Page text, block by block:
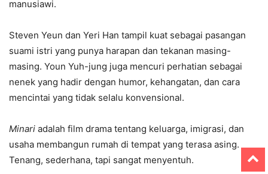
manusiawi.
Steven Yeun dan Yeri Han tampil kuat sebagai pasangan
suami istri yang punya harapan dan tekanan masing-
masing. Youn Yuh-jung juga mencuri perhatian sebagai
nenek yang hadir dengan humor, kehangatan, dan cara
mencintai yang tidak selalu konvensional.
Minari adalah film drama tentang keluarga, imigrasi, dan
usaha membangun rumah di tempat yang terasa asing.
Tenang, sederhana, tapi sangat menyentuh.